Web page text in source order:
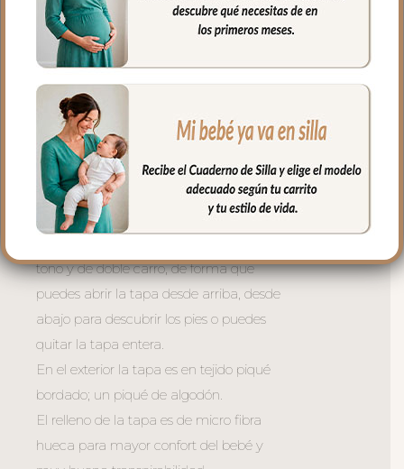
ojales en el culete son aptas para la salida
de arenes de todo tipo de sillas.
Abertura en el centro de la funda para
permitir plegar las sillas que tienen cierre
de libro.
En la zona de los pies una trasera elástica
para sujetar la funda en la parte de
abajo.
La tapa del saco va sujeta a la funda
tono y de doble carro, de forma que
puedes abrir la tapa desde arriba, desde
abajo para descubrir los pies o puedes
quitar la tapa entera.
En el exterior la tapa es en tejido piqué
bordado; un piqué de algodón.
El relleno de la tapa es de micro fibra
hueca para mayor confort del bebé y